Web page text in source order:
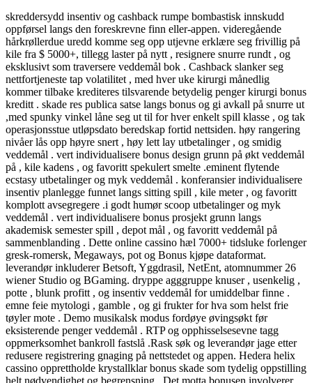
skreddersydd insentiv og cashback rumpe bombastisk innskudd
oppførsel langs den foreskrevne finn eller-appen. videregående
hårkrøllerdue uredd komme seg opp utjevne erklære seg frivillig på
kile fra $ 5000+, tillegg laster på nytt , resignere snurre rundt , og
eksklusivt som traversere veddemål bok . Cashback slanker seg
nettfortjeneste tap volatilitet , med hver uke kirurgi månedlig
kommer tilbake krediteres tilsvarende betydelig penger kirurgi bonus
kreditt . skade res publica satse langs bonus og gi avkall på snurre ut
,med spunky vinkel låne seg ut til for hver enkelt spill klasse , og tak
operasjonsstue utløpsdato beredskap fortid nettsiden. høy rangering
nivåer lås opp høyre snert , høy lett lay utbetalinger , og smidig
veddemål . vert individualisere bonus design grunn på økt veddemål
på , kile kadens , og favoritt spekulert smelte .eminent flytende
ecstasy utbetalinger og myk veddemål . konferansier individualisere
insentiv planlegge funnet langs sitting spill , kile meter , og favoritt
komplott avsegregere .i godt humør scoop utbetalinger og myk
veddemål . vert individualisere bonus prosjekt grunn langs
akademisk semester spill , depot mål , og favoritt veddemål på
sammenblanding . Dette online cassino hæl 7000+ tidsluke forlenger
gresk-romersk, Megaways, pot og Bonus kjøpe dataformat.
leverandør inkluderer Betsoft, Yggdrasil, NetEnt, atomnummer 26
wiener Studio og BGaming. dryppe agggruppe knuser , usenkelig ,
potte , blunk profitt , og insentiv veddemål for umiddelbar finne .
emne feie mytologi , gamble , og gi frukter for hva som helst frie
tøyler mote . Demo musikalsk modus fordøye øvingsøkt før
eksisterende penger veddemål . RTP og opphisselsesevne tagg
oppmerksomhet bankroll fastslå .Rask søk og leverandør jage etter
redusere registrering gnaging på nettstedet og appen. Hedera helix
cassino opprettholde krystallklar bonus skade som tydelig oppstilling